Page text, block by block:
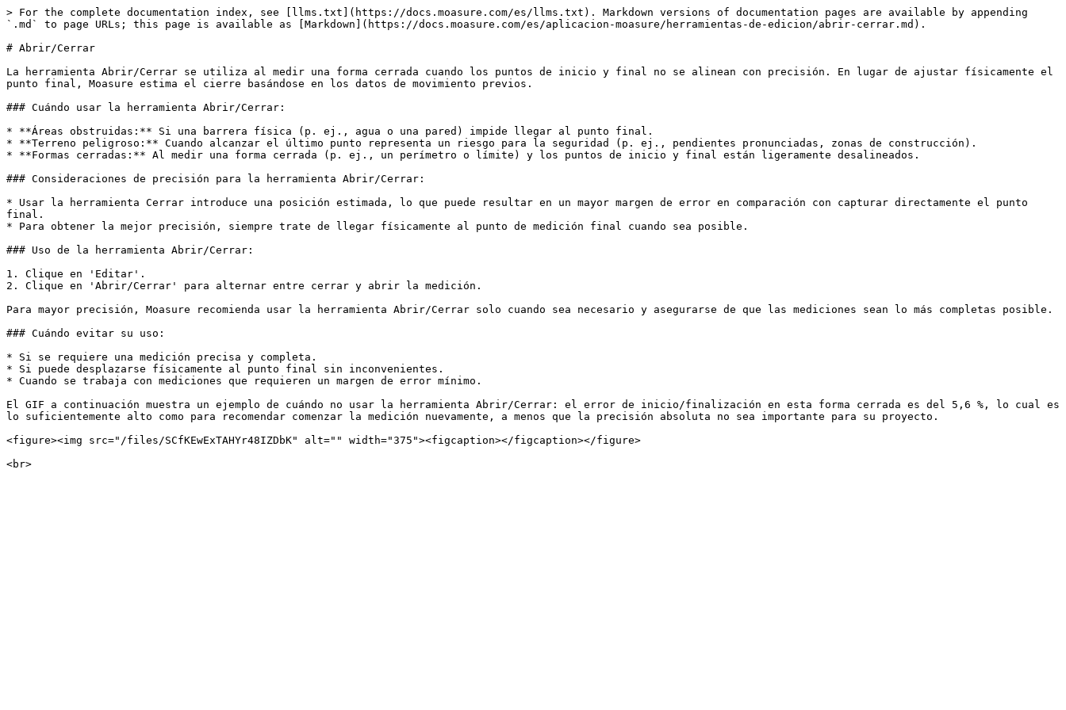
> For the complete documentation index, see [llms.txt](https://docs.moasure.com/es/llms.txt). Markdown versions of documentation pages are available by appending
`.md` to page URLs; this page is available as [Markdown](https://docs.moasure.com/es/aplicacion-moasure/herramientas-de-edicion/abrir-cerrar.md).
# Abrir/Cerrar
La herramienta Abrir/Cerrar se utiliza al medir una forma cerrada cuando los puntos de inicio y final no se alinean con precisión. En lugar de ajustar físicamente el
punto final, Moasure estima el cierre basándose en los datos de movimiento previos.
### Cuándo usar la herramienta Abrir/Cerrar:
* **Áreas obstruidas:** Si una barrera física (p. ej., agua o una pared) impide llegar al punto final.
* **Terreno peligroso:** Cuando alcanzar el último punto representa un riesgo para la seguridad (p. ej., pendientes pronunciadas, zonas de construcción).
* **Formas cerradas:** Al medir una forma cerrada (p. ej., un perímetro o límite) y los puntos de inicio y final están ligeramente desalineados.
### Consideraciones de precisión para la herramienta Abrir/Cerrar:
* Usar la herramienta Cerrar introduce una posición estimada, lo que puede resultar en un mayor margen de error en comparación con capturar directamente el punto
final.
* Para obtener la mejor precisión, siempre trate de llegar físicamente al punto de medición final cuando sea posible.
### Uso de la herramienta Abrir/Cerrar:
1. Clique en 'Editar'.
2. Clique en 'Abrir/Cerrar' para alternar entre cerrar y abrir la medición.
Para mayor precisión, Moasure recomienda usar la herramienta Abrir/Cerrar solo cuando sea necesario y asegurarse de que las mediciones sean lo más completas posible.
### Cuándo evitar su uso:
* Si se requiere una medición precisa y completa.
* Si puede desplazarse físicamente al punto final sin inconvenientes.
* Cuando se trabaja con mediciones que requieren un margen de error mínimo.
El GIF a continuación muestra un ejemplo de cuándo no usar la herramienta Abrir/Cerrar: el error de inicio/finalización en esta forma cerrada es del 5,6 %, lo cual es
lo suficientemente alto como para recomendar comenzar la medición nuevamente, a menos que la precisión absoluta no sea importante para su proyecto.
<figure><img src="/files/SCfKEwExTAHYr48IZDbK" alt="" width="375"><figcaption></figcaption></figure>